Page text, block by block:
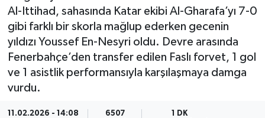
Al-Ittihad, sahasında Katar ekibi Al-Gharafa’yı 7-0
gibi farklı bir skorla mağlup ederken gecenin
yıldızı Youssef En-Nesyri oldu. Devre arasında
Fenerbahçe’den transfer edilen Faslı forvet, 1 gol
ve 1 asistlik performansıyla karşılaşmaya damga
vurdu.
11.02.2026 - 14:08 6507 1 DK
GÜNDEM
KEMERBURGAZ
KÜLTÜR - SANAT